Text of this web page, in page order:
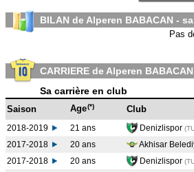
BILAN de Alperen BABACAN -
Pas
CARRIERE de Alperen BABACAN
Sa carrière en club
Saison Age(*) Club
2018-2019 21 ans Denizlispor
2017-2018
20 ans Akhisar
2017-2018
20 ans Denizlispor